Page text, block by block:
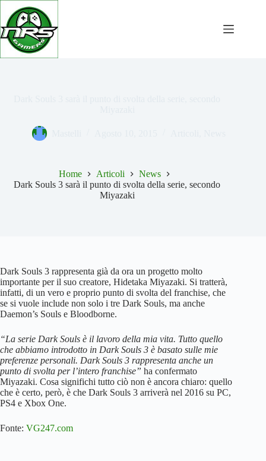
Salta
contenuto
Home Articoli
News
Dark Souls 3 sarà il punto di svolta della serie, secondo
Miyazaki
Dark Souls 3 rappresenta già da ora un progetto molto
importante per il suo creatore, Hidetaka Miyazaki. Si tratterà,
infatti, di un vero e proprio punto di svolta del franchise, che
se si vuole include non solo i tre Dark Souls, ma anche
Daemon’s Souls e Bloodborne.
“La serie Dark Souls è il lavoro della mia vita. Tutto quello
che abbiamo introdotto in Dark Souls 3 è basato sulle mie
preferenze personali. Dark Souls 3 rappresenta anche un
punto di svolta per l’intero franchise” ha confermato
Miyazaki. Cosa significhi tutto ciò non è ancora chiaro: quello
che è certo, però, è che Dark Souls 3 arriverà nel 2016 su PC,
PS4 e Xbox One.
Fonte: VG247.com